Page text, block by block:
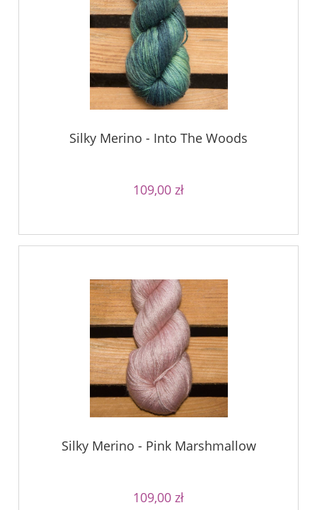
Silky Merino - Into The Woods
109,00 zł
Silky Merino - Pink Marshmallow
109,00 zł